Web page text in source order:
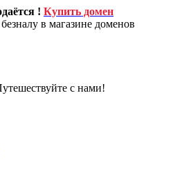
! Купить домен
в магазине доменов
с нами!